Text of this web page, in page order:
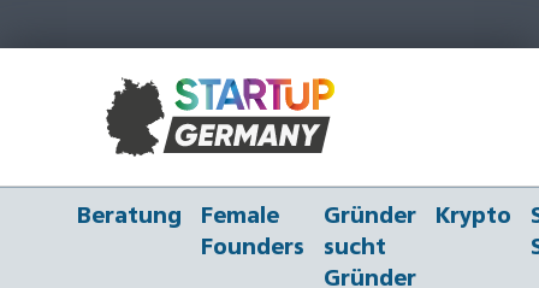
Beratung
Female
Founders
Gründer
sucht
Gründer
Krypto